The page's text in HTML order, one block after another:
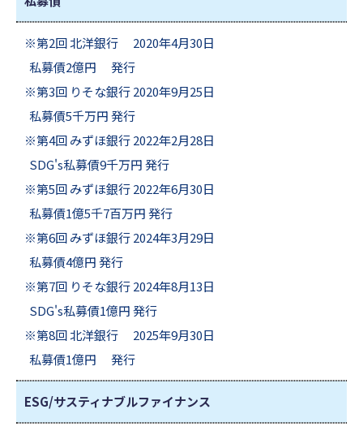
※第2回 北洋銀行 2020年4月30日
私募債2億円 発行
※第3回 りそな銀行 2020年9月25日
私募債5千万円 発行
※第4回 みずほ銀行 2022年2月28日
SDG's私募債9千万円 発行
※第5回 みずほ銀行 2022年6月30日
私募債1億5千7百万円 発行
※第6回 みずほ銀行 2024年3月29日
私募債4億円 発行
※第7回 りそな銀行 2024年8月13日
SDG's私募債1億円 発行
※第8回 北洋銀行 2025年9月30日
私募債1億円 発行
ESG/サスティナブルファイナンス